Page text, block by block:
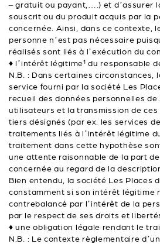
– gratuit ou payant,….) et d’assurer
souscrit ou du produit acquis par la
concernée. Ainsi, dans ce contexte,
personne n’est pas nécessaire
réalisés sont liés à l’exécution du
♦ l’intérêt légitime¹ du responsable
N.B. : Dans certaines circonstances,
service fourni par la société Les
recueil des données personnelles
utilisateurs et la transmission de
tiers désignés (par ex. les services
traitements liés à l’intérêt légitime
traitement dans cette hypothèse
une attente raisonnable de la part
concernée au regard de la
Bien entendu, la société Les Places
constamment si son intérêt légitime
contrebalancé par l’intérêt de la
par le respect de ses droits et
♦ une obligation légale rendant le
N.B. : Le contexte règlementaire